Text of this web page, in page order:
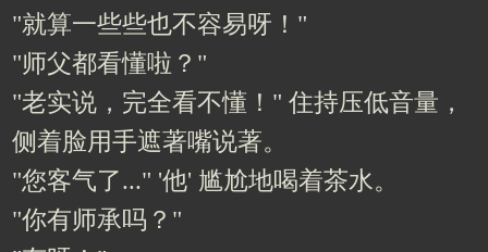
"就算一些些也不容易呀！"
"师父都看懂啦？"
"老实说，完全看不懂！" 住持压低音量，
侧着脸用手遮著嘴说著。
"您客气了..." '他' 尴尬地喝着茶水。
"你有师承吗？"